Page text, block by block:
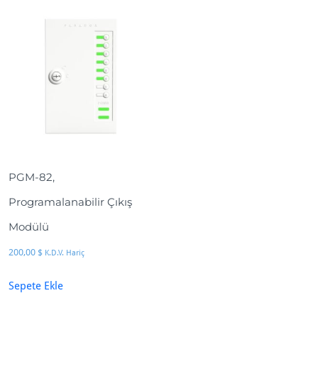
PGM-82,
Programalanabilir Çıkış
Modülü
200,00 $ K.D.V. Hariç
Sepete Ekle